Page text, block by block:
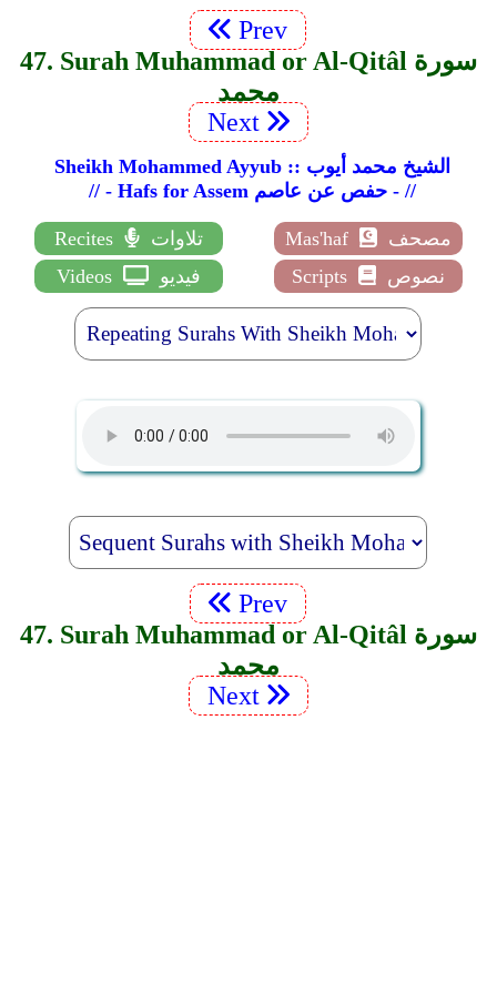
Prev
47. Surah Muhammad or Al-Qitâl سورة
محمد
Next
Sheikh Mohammed Ayyub :: الشيخ محمد أيوب
// - Hafs for Assem حفص عن عاصم - //
Recites تلاوات Mas'haf
مصحف
Videos
فيديو Scripts نصوص
Prev
47. Surah Muhammad or Al-Qitâl سورة
محمد
Next